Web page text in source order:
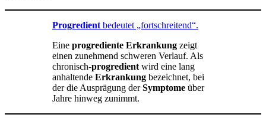
Progredient bedeutet „fortschreitend“.
Eine progrediente Erkrankung zeigt
einen zunehmend schweren Verlauf. Als
chronisch-progredient wird eine lang
anhaltende Erkrankung bezeichnet, bei
der die Ausprägung derSymptome über
Jahre hinweg zunimmt.